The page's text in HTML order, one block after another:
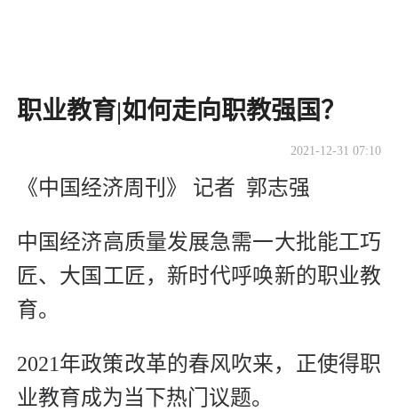
职业教育|如何走向职教强国？
2021-12-31 07:10
《中国经济周刊》 记者 郭志强
中国经济高质量发展急需一大批能工巧
匠、大国工匠，新时代呼唤新的职业教
育。
2021年政策改革的春风吹来，正使得职
业教育成为当下热门议题。